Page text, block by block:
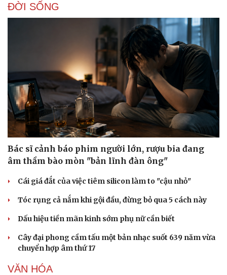
ĐỜI SỐNG
Bác sĩ cảnh báo phim người lớn, rượu bia đang
âm thầm bào mòn "bản lĩnh đàn ông"
Cái giá đắt của việc tiêm silicon làm to "cậu nhỏ"
Tóc rụng cả nắm khi gội đầu, đừng bỏ qua 5 cách này
Dấu hiệu tiền mãn kinh sớm phụ nữ cần biết
Cây đại phong cầm tấu một bản nhạc suốt 639 năm vừa
chuyển hợp âm thứ 17
VĂN HÓA